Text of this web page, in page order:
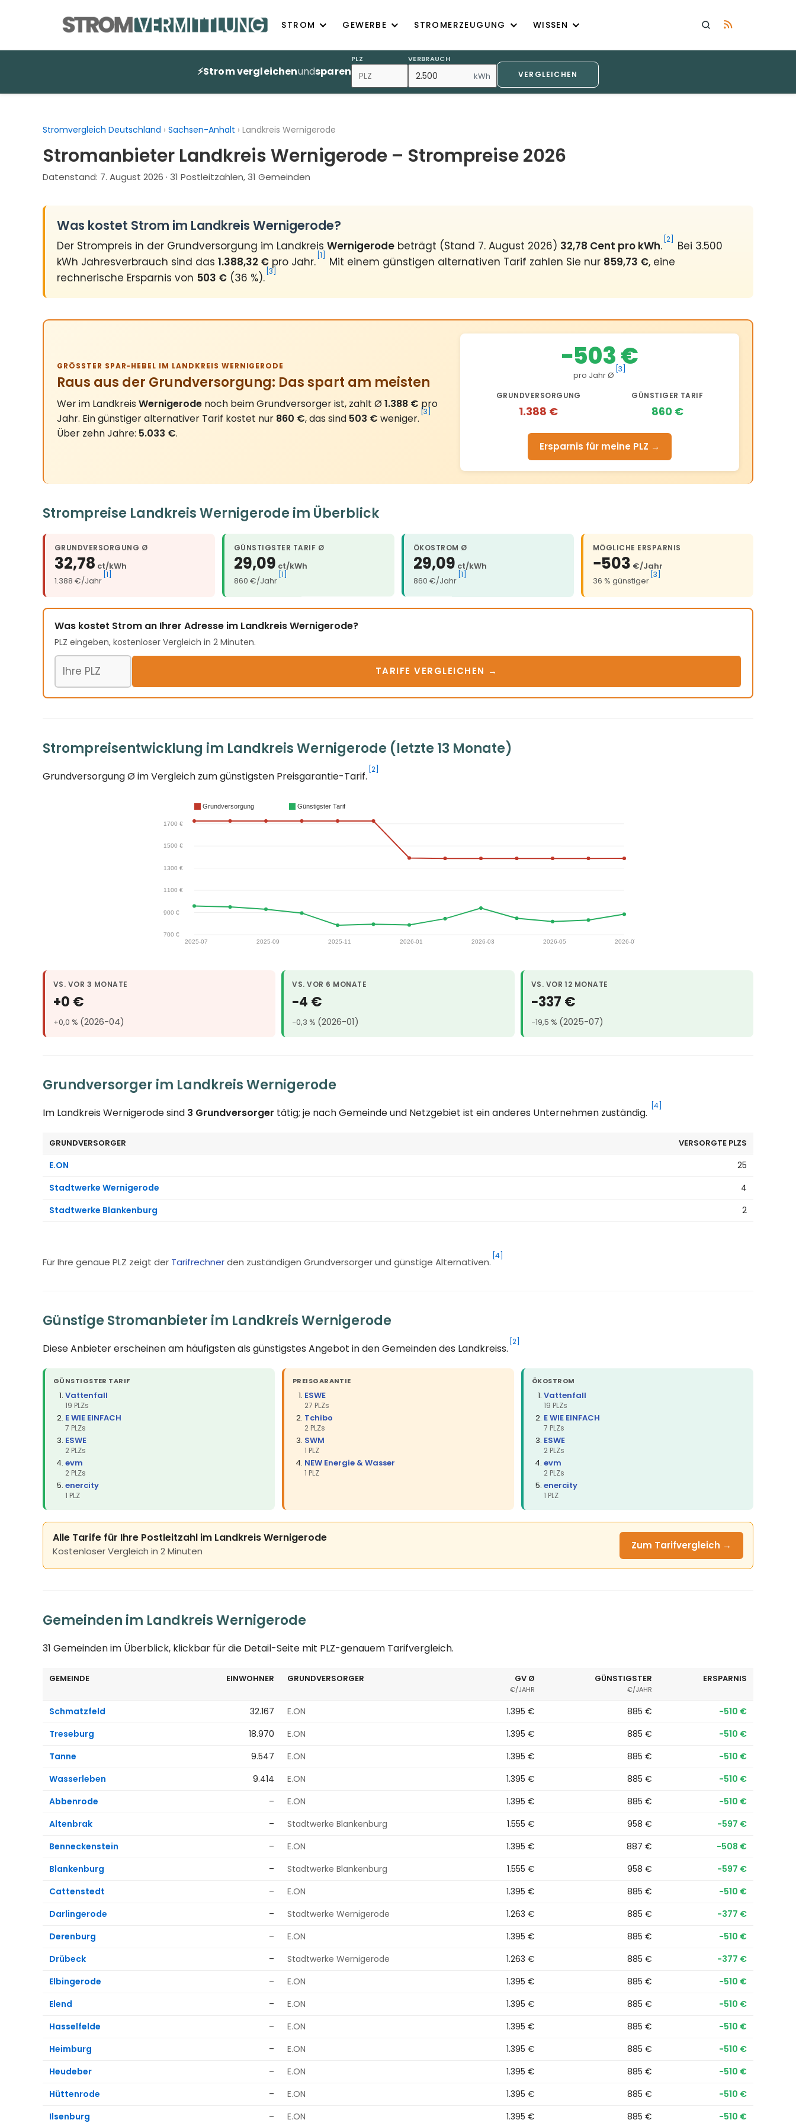
STROM GEWERBE STROMERZEUGUNG WISSEN
⚡Strom vergleichenundsparen
PLZ VERBRAUCH
kWh VERGLEICHEN
Stromvergleich Deutschland › Sachsen-Anhalt › Landkreis Wernigerode
Stromanbieter Landkreis Wernigerode – Strompreise 2026
Datenstand: 7. August 2026 · 31 Postleitzahlen, 31 Gemeinden
Was kostet Strom im Landkreis Wernigerode?
Der Strompreis in der Grundversorgung im Landkreis Wernigerode beträgt (Stand 7. August 2026) 32,78 Cent pro kWh. [2]
Bei 3.500
kWh Jahresverbrauch sind das 1.388,32 € pro Jahr. [1] Mit einem günstigen alternativen Tarif zahlen Sie nur 859,73 €, eine
rechnerische Ersparnis von 503 € (36 %). [3]
GRÖSSTER SPAR-HEBEL IM LANDKREIS WERNIGERODE
Raus aus der Grundversorgung: Das spart am meisten
Wer im Landkreis Wernigerode noch beim Grundversorger ist, zahlt Ø1.388 € pro
Jahr. Ein günstiger alternativer Tarif kostet nur 860 €, das sind 503 € weniger. [3]
Über zehn Jahre: 5.033 €.
−503 €
pro Jahr Ø
[3]
GRUNDVERSORGUNG
1.388 €
GÜNSTIGER TARIF
860 €
Ersparnis für meine PLZ →
Strompreise Landkreis Wernigerode im Überblick
GRUNDVERSORGUNG Ø
32,78 ct/kWh
1.388 €/Jahr
[1]
GÜNSTIGSTER TARIF Ø
29,09 ct/kWh
860 €/Jahr
[1]
ÖKOSTROM Ø
29,09 ct/kWh
860 €/Jahr
[1]
MÖGLICHE ERSPARNIS
−503 €/Jahr
36 % günstiger
[3]
Was kostet Strom an Ihrer Adresse im Landkreis Wernigerode?
PLZ eingeben, kostenloser Vergleich in 2 Minuten.
Postleitzahl
TARIFE VERGLEICHEN →
Strompreisentwicklung im Landkreis Wernigerode (letzte 13 Monate)
Grundversorgung Ø im Vergleich zum günstigsten Preisgarantie-Tarif. [2]
VS. VOR 3 MONATE
+0 €
+0,0 % (2026-04)
VS. VOR 6 MONATE
−4 €
−0,3 % (2026-01)
VS. VOR 12 MONATE
−337 €
−19,5 % (2025-07)
Grundversorger im Landkreis Wernigerode
Im Landkreis Wernigerode sind 3 Grundversorger tätig; je nach Gemeinde und Netzgebiet ist ein anderes Unternehmen zuständig. [4]
GRUNDVERSORGER VERSORGTE PLZS
E.ON
25
Stadtwerke Wernigerode
4
Stadtwerke Blankenburg
2
Für Ihre genaue PLZ zeigt der Tarifrechnerden zuständigen Grundversorger und günstige Alternativen.
[4]
Günstige Stromanbieter im Landkreis Wernigerode
Diese Anbieter erscheinen am häufigsten als günstigstes Angebot in den Gemeinden des Landkreiss. [2]
GÜNSTIGSTER TARIF
Vattenfall
19 PLZs
E WIE EINFACH
7 PLZs
ESWE
2 PLZs
evm
2 PLZs
enercity
1 PLZ
PREISGARANTIE
ESWE
27 PLZs
Tchibo
2 PLZs
SWM
1 PLZ
NEW Energie & Wasser
1 PLZ
ÖKOSTROM
Vattenfall
19 PLZs
E WIE EINFACH
7 PLZs
ESWE
2 PLZs
evm
2 PLZs
enercity
1 PLZ
Alle Tarife für Ihre Postleitzahl im Landkreis Wernigerode
Kostenloser Vergleich in 2 Minuten Zum Tarifvergleich →
Gemeinden im Landkreis Wernigerode
31 Gemeinden im Überblick, klickbar für die Detail-Seite mit PLZ-genauem Tarifvergleich.
GEMEINDE EINWOHNER GRUNDVERSORGER GV Ø
€/JAHR
GÜNSTIGSTER
€/JAHR
ERSPARNIS
Schmatzfeld 32.167 E.ON 1.395 € 885 €
−510 €
Treseburg
18.970 E.ON 1.395 € 885 €
−510 €
Tanne
9.547 E.ON 1.395 € 885 €
−510 €
Wasserleben
9.414 E.ON 1.395 € 885 €
−510 €
Abbenrode
– E.ON 1.395 € 885 €
−510 €
Altenbrak
– Stadtwerke Blankenburg 1.555 € 958 €
−597 €
Benneckenstein
– E.ON 1.395 € 887 €
−508 €
Blankenburg
– Stadtwerke Blankenburg 1.555 € 958 €
−597 €
Cattenstedt
– E.ON 1.395 € 885 €
−510 €
Darlingerode
– Stadtwerke Wernigerode 1.263 € 885 €
−377 €
Derenburg
– E.ON 1.395 € 885 €
−510 €
Drübeck
– Stadtwerke Wernigerode 1.263 € 885 €
−377 €
Elbingerode
– E.ON 1.395 € 885 €
−510 €
Elend
– E.ON 1.395 € 885 €
−510 €
Hasselfelde
– E.ON 1.395 € 885 €
−510 €
Heimburg
– E.ON 1.395 € 885 €
−510 €
Heudeber
– E.ON 1.395 € 885 €
−510 €
Hüttenrode
– E.ON 1.395 € 885 €
−510 €
Ilsenburg
– E.ON 1.395 € 885 € −510 €